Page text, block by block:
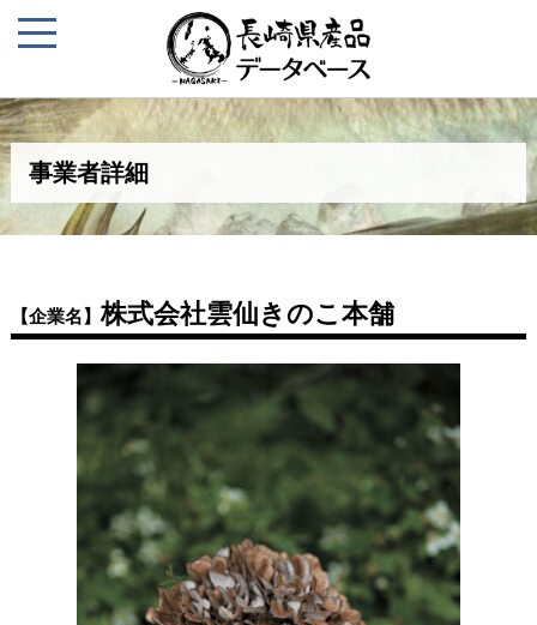
事業者詳細
【企業名】株式会社雲仙きのこ本舗